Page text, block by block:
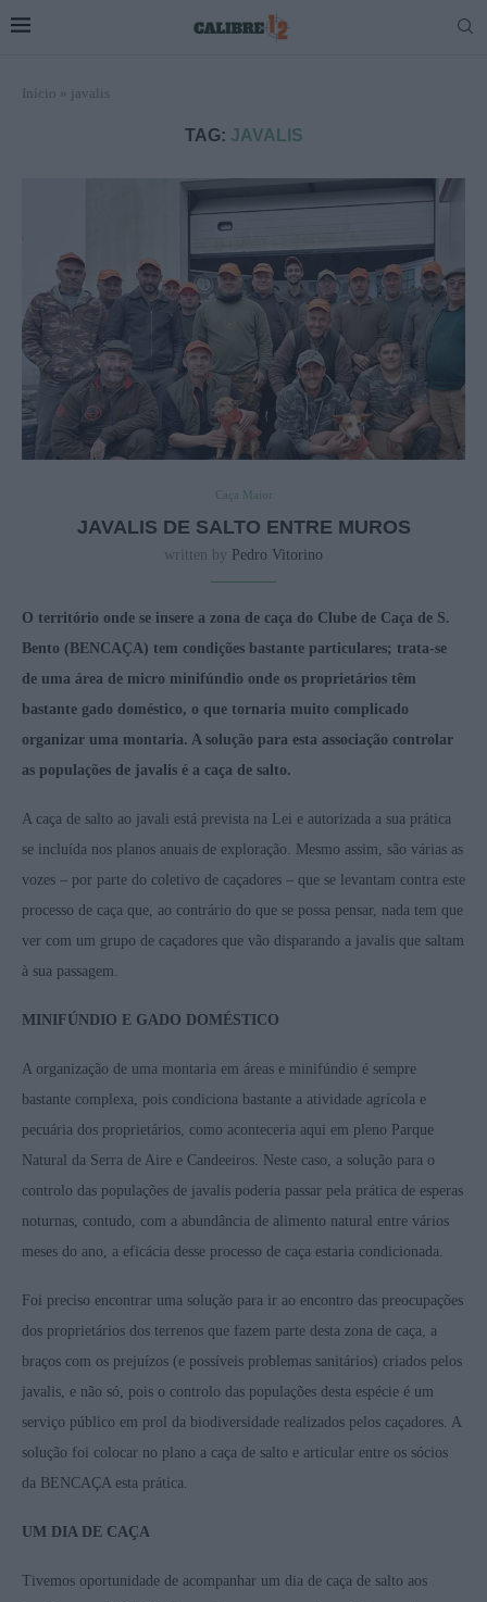
Início » javalis
TAG: JAVALIS
Caça Maior
JAVALIS DE SALTO ENTRE MUROS
written by Pedro Vitorino
O território onde se insere a zona de caça do Clube de Caça de S.
Bento (BENCAÇA) tem condições bastante particulares; trata-se
de uma área de micro minifúndio onde os proprietários têm
bastante gado doméstico, o que tornaria muito complicado
organizar uma montaria. A solução para esta associação controlar
as populações de javalis é a caça de salto.
A caça de salto ao javali está prevista na Lei e autorizada a sua prática
se incluída nos planos anuais de exploração. Mesmo assim, são várias as
vozes – por parte do coletivo de caçadores – que se levantam contra este
processo de caça que, ao contrário do que se possa pensar, nada tem que
ver com um grupo de caçadores que vão disparando a javalis que saltam
à sua passagem.
MINIFÚNDIO E GADO DOMÉSTICO
A organização de uma montaria em áreas e minifúndio é sempre
bastante complexa, pois condiciona bastante a atividade agrícola e
pecuária dos proprietários, como aconteceria aqui em pleno Parque
Natural da Serra de Aire e Candeeiros. Neste caso, a solução para o
controlo das populações de javalis poderia passar pela prática de esperas
noturnas, contudo, com a abundância de alimento natural entre vários
meses do ano, a eficácia desse processo de caça estaria condicionada.
Foi preciso encontrar uma solução para ir ao encontro das preocupações
dos proprietários dos terrenos que fazem parte desta zona de caça, a
braços com os prejuízos (e possíveis problemas sanitários) criados pelos
javalis, e não só, pois o controlo das populações desta espécie é um
serviço público em prol da biodiversidade realizados pelos caçadores. A
solução foi colocar no plano a caça de salto e articular entre os sócios
da BENCAÇA esta prática.
UM DIA DE CAÇA
Tivemos oportunidade de acompanhar um dia de caça de salto aos